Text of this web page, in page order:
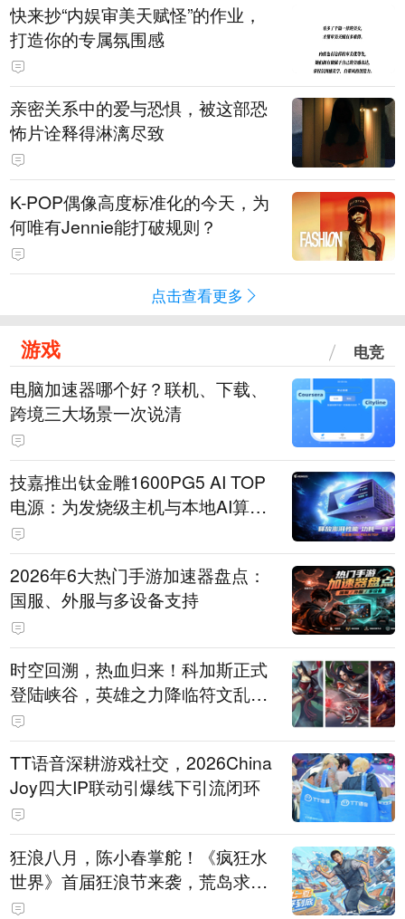
快来抄“内娱审美天赋怪”的作业，
打造你的专属氛围感
亲密关系中的爱与恐惧，被这部恐
怖片诠释得淋漓尽致
K-POP偶像高度标准化的今天，为
何唯有Jennie能打破规则？
点击查看更多
游戏 电竞
电脑加速器哪个好？联机、下载、
跨境三大场景一次说清
技嘉推出钛金雕1600PG5 AI TOP
电源：为发烧级主机与本地AI算力
打造旗舰供电方案
2026年6大热门手游加速器盘点：
国服、外服与多设备支持
时空回溯，热血归来！科加斯正式
登陆峡谷，英雄之力降临符文乱
斗！
TT语音深耕游戏社交，2026China
Joy四大IP联动引爆线下引流闭环
狂浪八月，陈小春掌舵！《疯狂水
世界》首届狂浪节来袭，荒岛求生
直播即将开启